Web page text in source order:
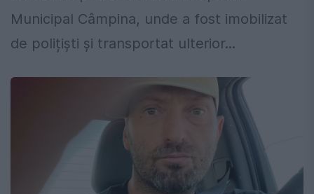
Municipal Câmpina, unde a fost imobilizat
de polițiști și transportat ulterior...